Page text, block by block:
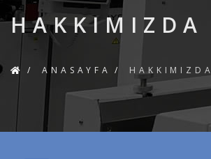
HAKKIMIZDA
ANASAYFA HAKKIMIZDA